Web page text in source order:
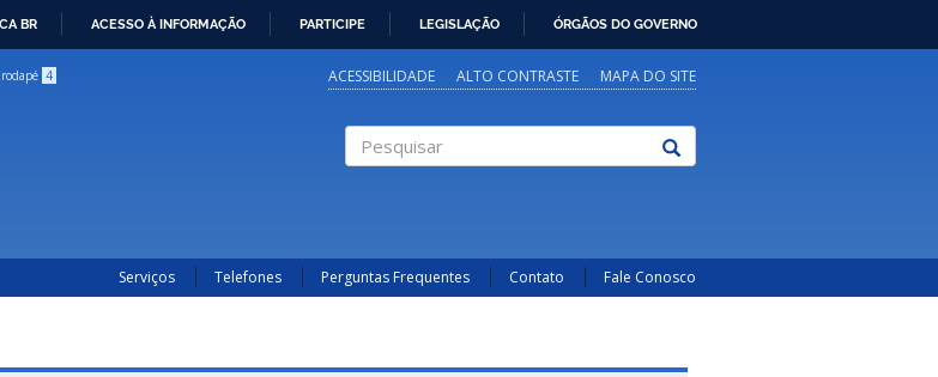
BR ACESSO À INFORMAÇÃO PARTICIPE LEGISLAÇÃO ÓRGÃOS DO GOVERNO
4 ACESSIBILIDADE ALTO CONTRASTE MAPA DO SITE
Serviços Telefones Perguntas Frequentes Contato Fale Conosco